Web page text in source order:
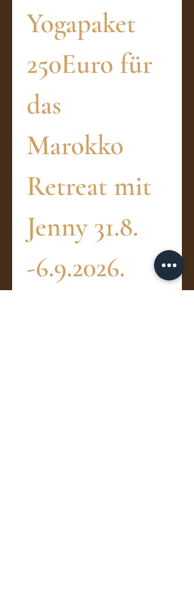
Yogapaket
250Euro für
das
Marokko
Retreat mit
Jenny 31.8.
-6.9.2026.